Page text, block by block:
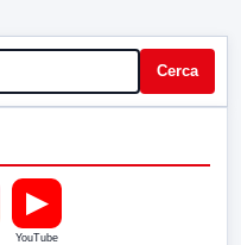
Cerca
▶
YouTube